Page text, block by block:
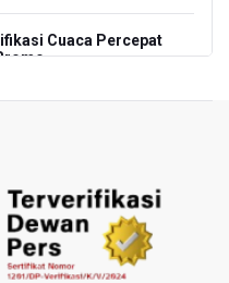
Cuaca Percepat
KCIC
Mekanisme Pra Judicial